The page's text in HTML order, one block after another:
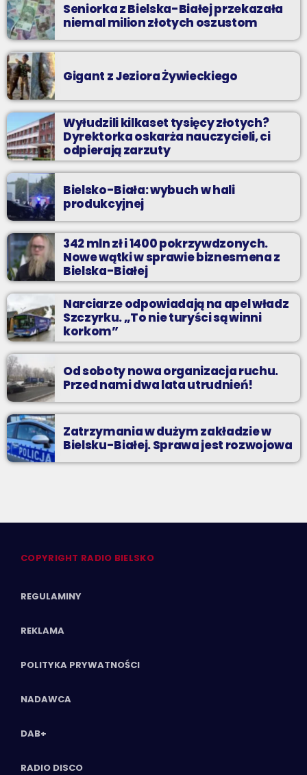
Seniorka z Bielska-Białej przekazała
niemal milion złotych oszustom
Gigant z Jeziora Żywieckiego
Wyłudzili kilkaset tysięcy złotych?
Dyrektorka oskarża nauczycieli, ci
odpierają zarzuty
Bielsko-Biała: wybuch w hali
produkcyjnej
342 mln zł i 1400 pokrzywdzonych.
Nowe wątki w sprawie biznesmena z
Bielska-Białej
Narciarze odpowiadają na apel władz
Szczyrku. „To nie turyści są winni
korkom”
Od soboty nowa organizacja ruchu.
Przed nami dwa lata utrudnień!
Zatrzymania w dużym zakładzie w
Bielsku-Białej. Sprawa jest rozwojowa
COPYRIGHT RADIO BIELSKO
REGULAMINY
REKLAMA
POLITYKA PRYWATNOŚCI
NADAWCA
DAB+
RADIO DISCO